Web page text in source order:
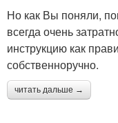
Но как Вы поняли,
всегда очень
инструкцию как
собственноручно.
читать дальше →